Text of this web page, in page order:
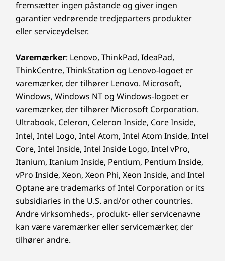
fremsætter ingen påstande og giver ingen
garantier vedrørende tredjeparters produkter
eller serviceydelser.
Varemærker: Lenovo, ThinkPad, IdeaPad,
ThinkCentre, ThinkStation og Lenovo-logoet er
varemærker, der tilhører Lenovo. Microsoft,
Windows, Windows NT og Windows-logoet er
varemærker, der tilhører Microsoft Corporation.
Ultrabook, Celeron, Celeron Inside, Core Inside,
Intel, Intel Logo, Intel Atom, Intel Atom Inside, Intel
Core, Intel Inside, Intel Inside Logo, Intel vPro,
Itanium, Itanium Inside, Pentium, Pentium Inside,
vPro Inside, Xeon, Xeon Phi, Xeon Inside, and Intel
Optane are trademarks of Intel Corporation or its
subsidiaries in the U.S. and/or other countries.
Andre virksomheds-, produkt- eller servicenavne
kan være varemærker eller servicemærker, der
tilhører andre.